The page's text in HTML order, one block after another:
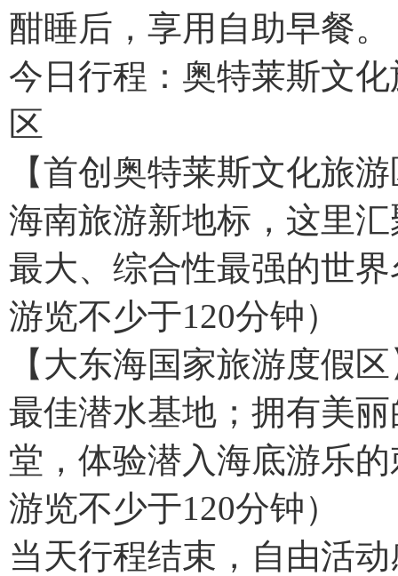
酣睡后，享用自助早餐。
今日行程：奥特莱斯文
区
【首创奥特莱斯文化旅
海南旅游新地标，这里
最大、综合性最强的世
游览不少于120分钟）
【大东海国家旅游度假
最佳潜水基地；拥有美
堂，体验潜入海底游乐
游览不少于120分钟）
当天行程结束，自由活